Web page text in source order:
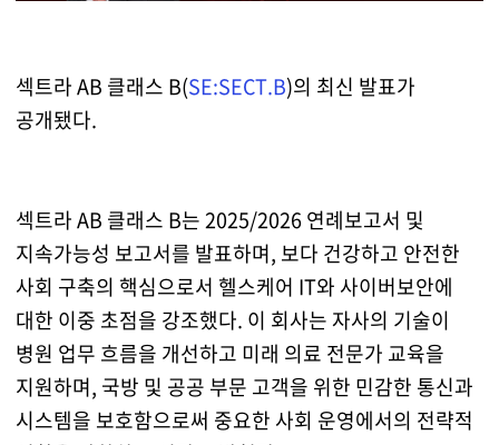
섹트라 AB 클래스 B(SE:SECT.B)의 최신 발표가
공개됐다.
섹트라 AB 클래스 B는 2025/2026 연례보고서 및
지속가능성 보고서를 발표하며, 보다 건강하고 안전한
사회 구축의 핵심으로서 헬스케어 IT와 사이버보안에
대한 이중 초점을 강조했다. 이 회사는 자사의 기술이
병원 업무 흐름을 개선하고 미래 의료 전문가 교육을
지원하며, 국방 및 공공 부문 고객을 위한 민감한 통신과
시스템을 보호함으로써 중요한 사회 운영에서의 전략적